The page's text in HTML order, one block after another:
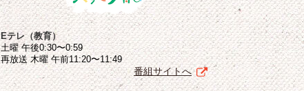
Eテレ（教育）
土曜 午後0:30〜0:59
再放送 木曜 午前11:20〜11:49
番組サイトへ